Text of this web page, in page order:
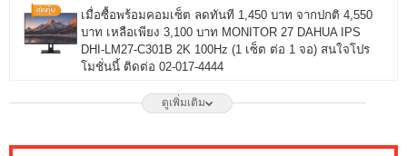
เมื่อซื้อพร้อมคอมเซ็ต ลดทันที 1,450 บาท จากปกติ 4,550
บาท เหลือเพียง 3,100 บาท MONITOR 27 DAHUA IPS
DHI-LM27-C301B 2K 100Hz (1 เซ็ต ต่อ 1 จอ) สนใจโปร
โมชั่นนี้ ติดต่อ 02-017-4444
เมื่อซื้อพร้อมคอมเซ็ต ลดทันที 1,750 บาท จากปกติ 6,650
27G550B-B 300Hz G-SYNC-COM (1 เซ็ต ต่อ 1 จอ)
ดูเพิ่มเติม